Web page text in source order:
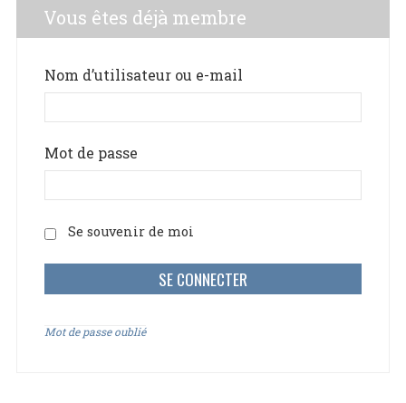
Vous êtes déjà membre
Nom d’utilisateur ou e-mail
Mot de passe
Se souvenir de moi
Mot de passe oublié